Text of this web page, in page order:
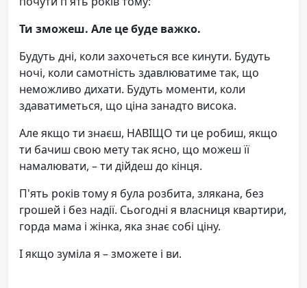
Ти зможеш. Але це буде важко.
Будуть дні, коли захочеться все кинути. Будуть
ночі, коли самотність здавлюватиме так, що
неможливо дихати. Будуть моменти, коли
здаватиметься, що ціна занадто висока.
Але якщо ти знаєш, НАВІЩО ти це робиш, якщо
ти бачиш свою мету так ясно, що можеш її
намалювати, – ти дійдеш до кінця.
П'ять років тому я була розбита, злякана, без
грошей і без надії. Сьогодні я власниця квартири,
горда мама і жінка, яка знає собі ціну.
І якщо зуміла я – зможете і ви.